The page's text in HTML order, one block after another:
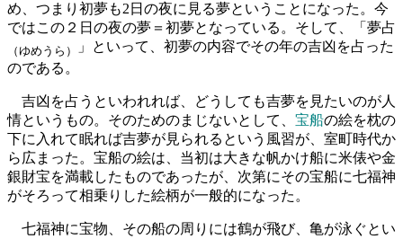
め、つまり初夢も2日の夜に見る夢ということになった。今
ではこの２日の夜の夢＝初夢となっている。そして、「夢占
（ゆめうら）
」といって、初夢の内容でその年の吉凶を占った
のである。
吉凶を占うといわれれば、どうしても吉夢を見たいのが人
情というもの。そのためのまじないとして、 宝船の絵を枕の
下に入れて眠れば吉夢が見られるという風習が、室町時代か
ら広まった。宝船の絵は、当初は大きな帆かけ船に米俵や金
銀財宝を満載したものであったが、次第にその宝船に七福神
がそろって相乗りした絵柄が一般的になった。
七福神に宝物、その船の周りには鶴が飛び、亀が泳ぐとい